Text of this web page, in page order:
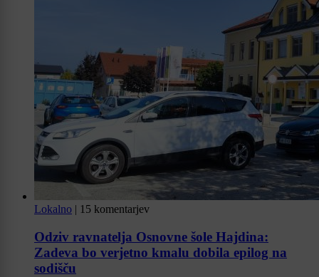
Lokalno | 15 komentarjev
Odziv ravnatelja Osnovne šole Hajdina:
Zadeva bo verjetno kmalu dobila epilog na
sodišču